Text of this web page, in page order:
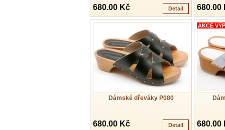
680.00 Kč Detail 680.00
Dámské dřeváky P080
680.00 Kč Detail
AKCE
680.00